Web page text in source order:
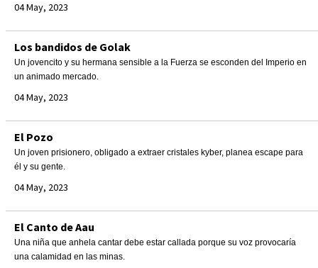
04 May, 2023
Los bandidos de Golak
Un jovencito y su hermana sensible a la Fuerza se esconden del Imperio en
un animado mercado.
04 May, 2023
El Pozo
Un joven prisionero, obligado a extraer cristales kyber, planea escape para
él y su gente.
04 May, 2023
El Canto de Aau
Una niña que anhela cantar debe estar callada porque su voz provocaría
una calamidad en las minas.